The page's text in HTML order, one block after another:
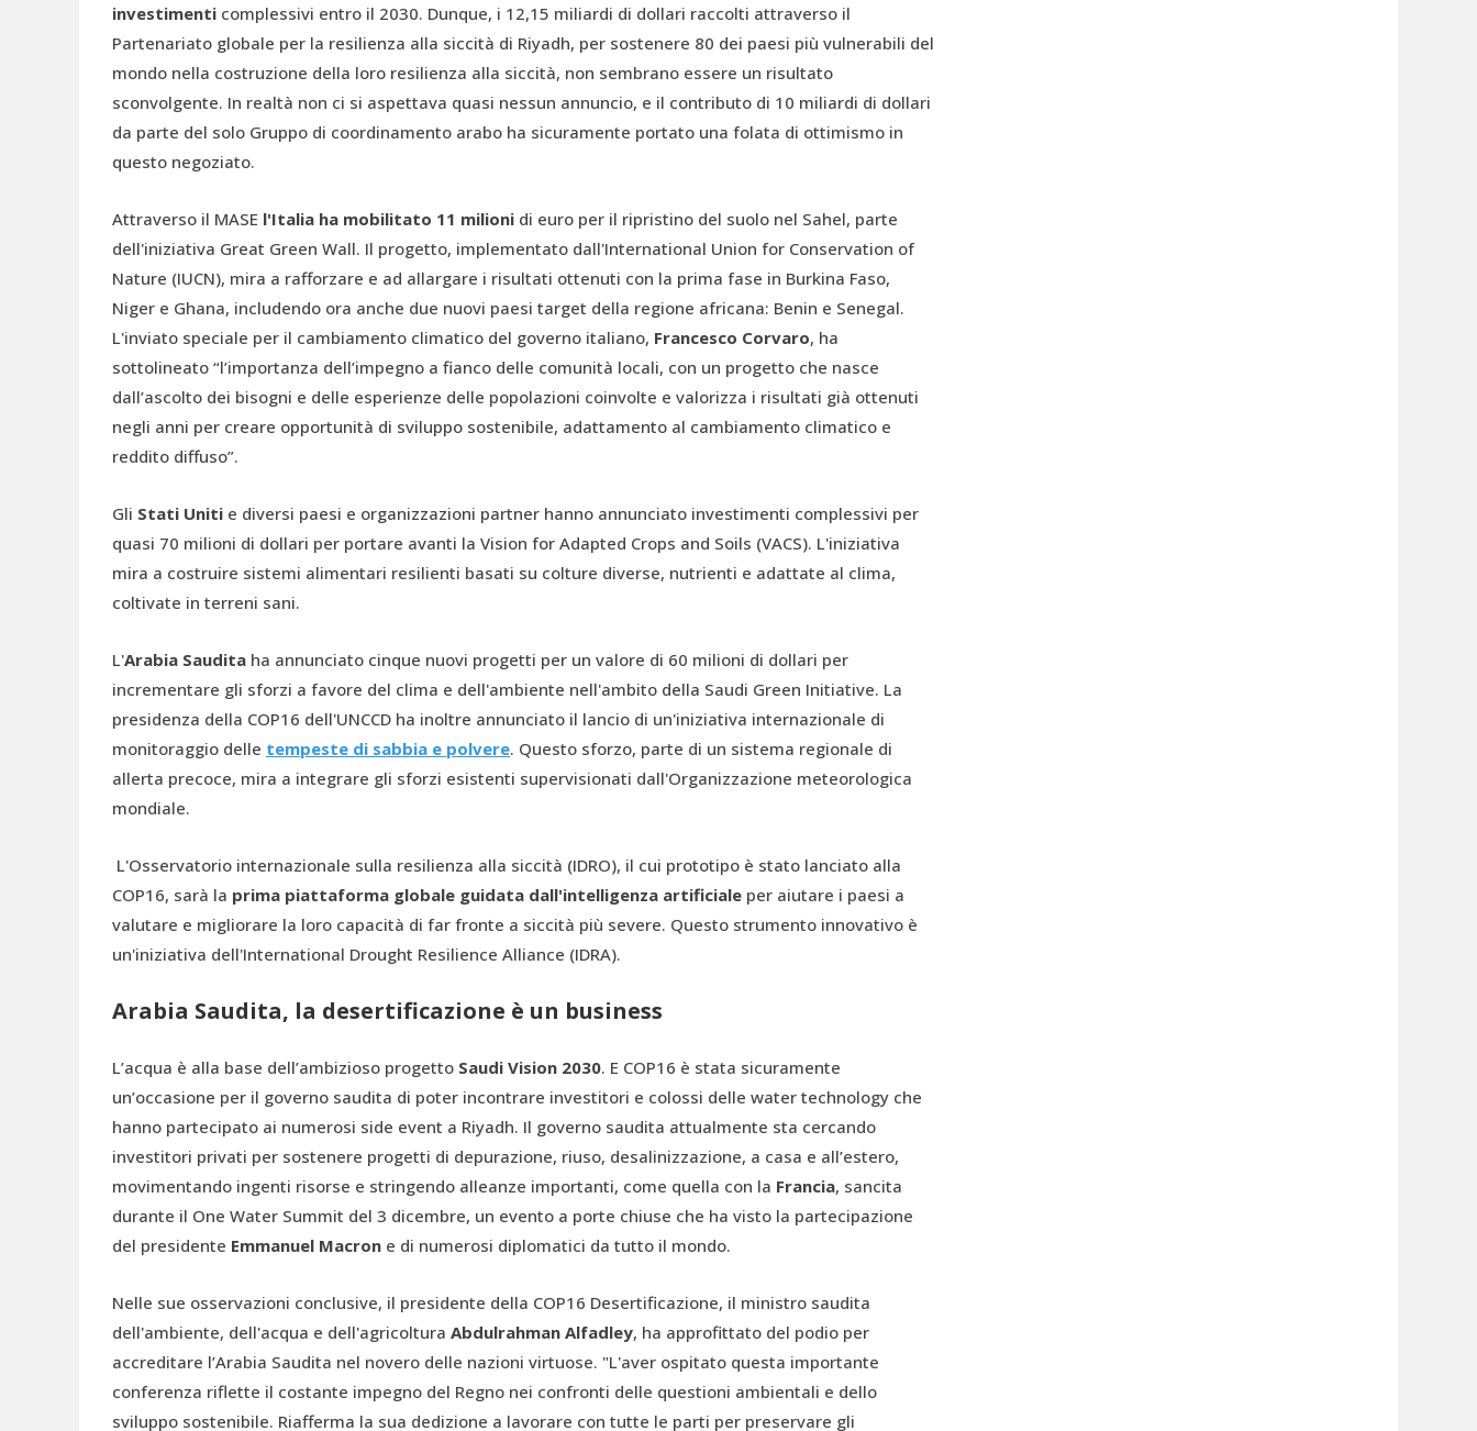
investimenti complessivi entro il 2030. Dunque, i 12,15 miliardi di dollari raccolti attraverso il
Partenariato globale per la resilienza alla siccità di Riyadh, per sostenere 80 dei paesi più vulnerabili del
mondo nella costruzione della loro resilienza alla siccità, non sembrano essere un risultato
sconvolgente. In realtà non ci si aspettava quasi nessun annuncio, e il contributo di 10 miliardi di dollari
da parte del solo Gruppo di coordinamento arabo ha sicuramente portato una folata di ottimismo in
questo negoziato.
Attraverso il MASE l'Italia ha mobilitato 11 milioni di euro per il ripristino del suolo nel Sahel, parte
dell'iniziativa Great Green Wall. Il progetto, implementato dall'International Union for Conservation of
Nature (IUCN), mira a rafforzare e ad allargare i risultati ottenuti con la prima fase in Burkina Faso,
Niger e Ghana, includendo ora anche due nuovi paesi target della regione africana: Benin e Senegal.
L'inviato speciale per il cambiamento climatico del governo italiano, Francesco Corvaro, ha
sottolineato “l’importanza dell’impegno a fianco delle comunità locali, con un progetto che nasce
dall’ascolto dei bisogni e delle esperienze delle popolazioni coinvolte e valorizza i risultati già ottenuti
negli anni per creare opportunità di sviluppo sostenibile, adattamento al cambiamento climatico e
reddito diffuso”.
Gli Stati Uniti e diversi paesi e organizzazioni partner hanno annunciato investimenti complessivi per
quasi 70 milioni di dollari per portare avanti la Vision for Adapted Crops and Soils (VACS). L'iniziativa
mira a costruire sistemi alimentari resilienti basati su colture diverse, nutrienti e adattate al clima,
coltivate in terreni sani.
L'Arabia Saudita ha annunciato cinque nuovi progetti per un valore di 60 milioni di dollari per
incrementare gli sforzi a favore del clima e dell'ambiente nell'ambito della Saudi Green Initiative. La
presidenza della COP16 dell'UNCCD ha inoltre annunciato il lancio di un'iniziativa internazionale di
monitoraggio delle tempeste di sabbia e polvere. Questo sforzo, parte di un sistema regionale di
allerta precoce, mira a integrare gli sforzi esistenti supervisionati dall'Organizzazione meteorologica
mondiale.
L'Osservatorio internazionale sulla resilienza alla siccità (IDRO), il cui prototipo è stato lanciato alla
COP16, sarà la prima piattaforma globale guidata dall'intelligenza artificiale per aiutare i paesi a
valutare e migliorare la loro capacità di far fronte a siccità più severe. Questo strumento innovativo è
un'iniziativa dell'International Drought Resilience Alliance (IDRA).
Arabia Saudita, la desertificazione è un business
L’acqua è alla base dell’ambizioso progetto Saudi Vision 2030. E COP16 è stata sicuramente
un’occasione per il governo saudita di poter incontrare investitori e colossi delle water technology che
hanno partecipato ai numerosi side event a Riyadh. Il governo saudita attualmente sta cercando
investitori privati per sostenere progetti di depurazione, riuso, desalinizzazione, a casa e all’estero,
movimentando ingenti risorse e stringendo alleanze importanti, come quella con la Francia, sancita
durante il One Water Summit del 3 dicembre, un evento a porte chiuse che ha visto la partecipazione
del presidente Emmanuel Macron e di numerosi diplomatici da tutto il mondo.
Nelle sue osservazioni conclusive, il presidente della COP16 Desertificazione, il ministro saudita
dell'ambiente, dell'acqua e dell'agricoltura Abdulrahman Alfadley, ha approfittato del podio per
accreditare l’Arabia Saudita nel novero delle nazioni virtuose. "L'aver ospitato questa importante
conferenza riflette il costante impegno del Regno nei confronti delle questioni ambientali e dello
sviluppo sostenibile. Riafferma la sua dedizione a lavorare con tutte le parti per preservare gli